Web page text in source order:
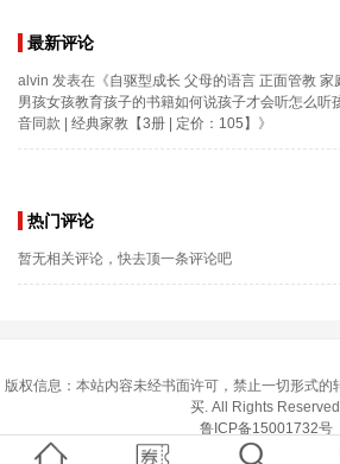
最新评论
alvin 发表在《自驱型成长 父母的语言 正面管教
男孩女孩教育孩子的书籍如何说孩子才会听怎么听
音同款 | 经典家教【3册 | 定价：105】 》
热门评论
暂无相关评论，快去顶一条评论吧
版权信息：本站内容未经书面许可，禁止一切形式
买. All Rights Reserved.
鲁ICP备15001732号